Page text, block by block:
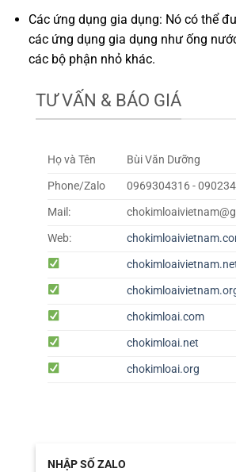
Các ứng dụng gia dụng: Nó có thể
các ứng dụng gia dụng như ống
các bộ phận nhỏ khác.
TƯ VẤN & BÁO GIÁ
Họ và Tên
Bùi Văn Dưỡng
Phone/Zalo
0969304316 -
Mail:
Web:
chokimloai.com
chokimloai.net
chokimloai.org
NHẬP SỐ ZALO